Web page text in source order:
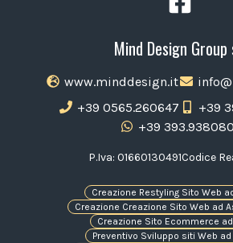
Mind Design
www.minddesign.it
+39 0565.260647
+39
+39
P.Iva: 01660130491Codice
Creazione Restyling Sito Web
Creazione Creazione Sito Web ad
Creazione Sito Ecommerce
Preventivo Sviluppo siti Web